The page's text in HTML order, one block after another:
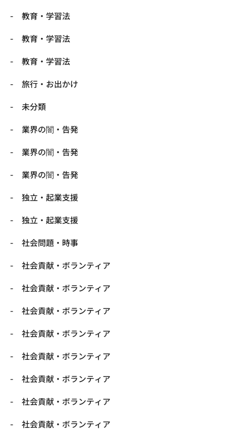
教育・学習法
教育・学習法
教育・学習法
旅行・お出かけ
未分類
業界の闇・告発
業界の闇・告発
業界の闇・告発
独立・起業支援
独立・起業支援
社会問題・時事
社会貢献・ボランティア
社会貢献・ボランティア
社会貢献・ボランティア
社会貢献・ボランティア
社会貢献・ボランティア
社会貢献・ボランティア
社会貢献・ボランティア
社会貢献・ボランティア